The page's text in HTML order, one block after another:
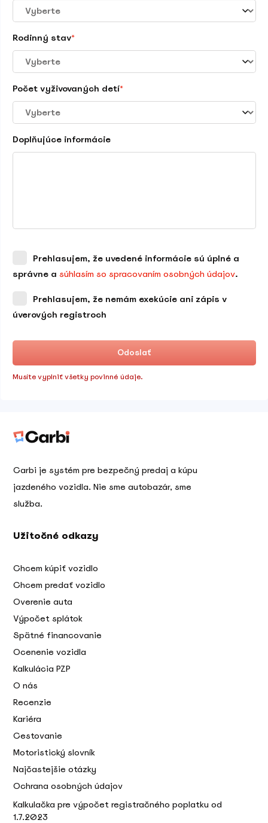
Rodinný stav*
Počet vyživovaných detí*
Doplňujúce informácie
Prehlasujem, že uvedené informácie sú úplné a
správne a súhlasím so spracovaním osobných údajov.
Prehlasujem, že nemám exekúcie ani zápis v
úverových registroch
Odoslať
Musíte vyplniť všetky povinné údaje.
Carbi je systém pre bezpečný predaj a kúpu
jazdeného vozidla. Nie sme autobazár, sme
služba.
Užitočné odkazy
Chcem kúpiť vozidlo
Chcem predať vozidlo
Overenie auta
Výpočet splátok
Spätné financovanie
Ocenenie vozidla
Kalkulácia PZP
O nás
Recenzie
Kariéra
Cestovanie
Motoristický slovník
Najčastejšie otázky
Ochrana osobných údajov
Kalkulačka pre výpočet registračného poplatku od
1.7.2023